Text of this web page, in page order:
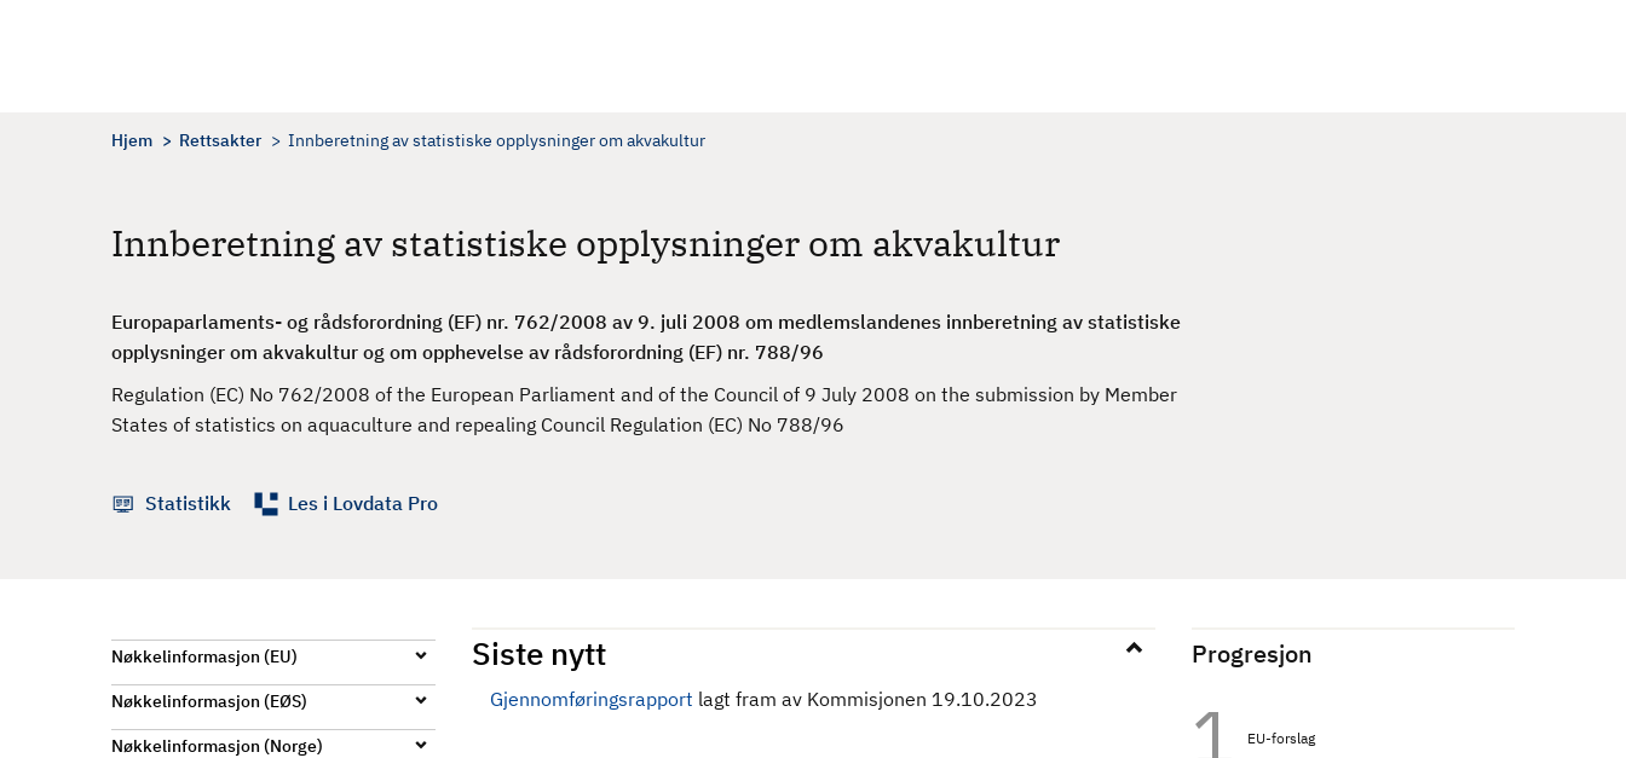
Hjem Rettsakter Innberetning av statistiske opplysninger om akvakultur
Innberetning av statistiske opplysninger om akvakultur
Europaparlaments- og rådsforordning (EF) nr. 762/2008 av 9. juli 2008 om medlemslandenes innberetning av statistiske
opplysninger om akvakultur og om opphevelse av rådsforordning (EF) nr. 788/96
Regulation (EC) No 762/2008 of the European Parliament and of the Council of 9 July 2008 on the submission by Member
States of statistics on aquaculture and repealing Council Regulation (EC) No 788/96
Statistikk Les i Lovdata Pro
Nøkkelinformasjon (EU)
Nøkkelinformasjon (EØS)
Nøkkelinformasjon (Norge)
Siste nytt
Gjennomføringsrapport lagt fram av Kommisjonen 19.10.2023
Progresjon
EU-forslag